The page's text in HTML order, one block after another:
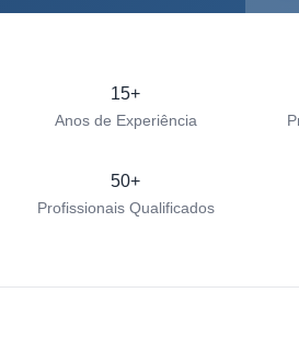
15+
Anos de Experiência
50+
Profissionais Qualificados